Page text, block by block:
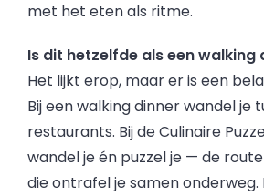
met het eten als ritme.
Is dit hetzelfde als een walking
Het lijkt erop, maar er is een
Bij een walking dinner wandel je
restaurants. Bij de Culinaire
wandel je én puzzel je — de
die ontrafel je samen onderweg.